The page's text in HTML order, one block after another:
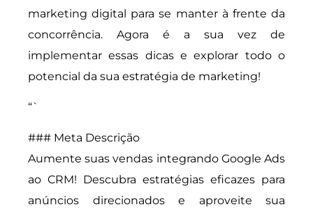
marketing digital para se manter à frente da
concorrência. Agora é a sua vez de
implementar essas dicas e explorar todo o
potencial da sua estratégia de marketing!
“`
### Meta Descrição
Aumente suas vendas integrando Google Ads
ao CRM! Descubra estratégias eficazes para
anúncios direcionados e aproveite sua